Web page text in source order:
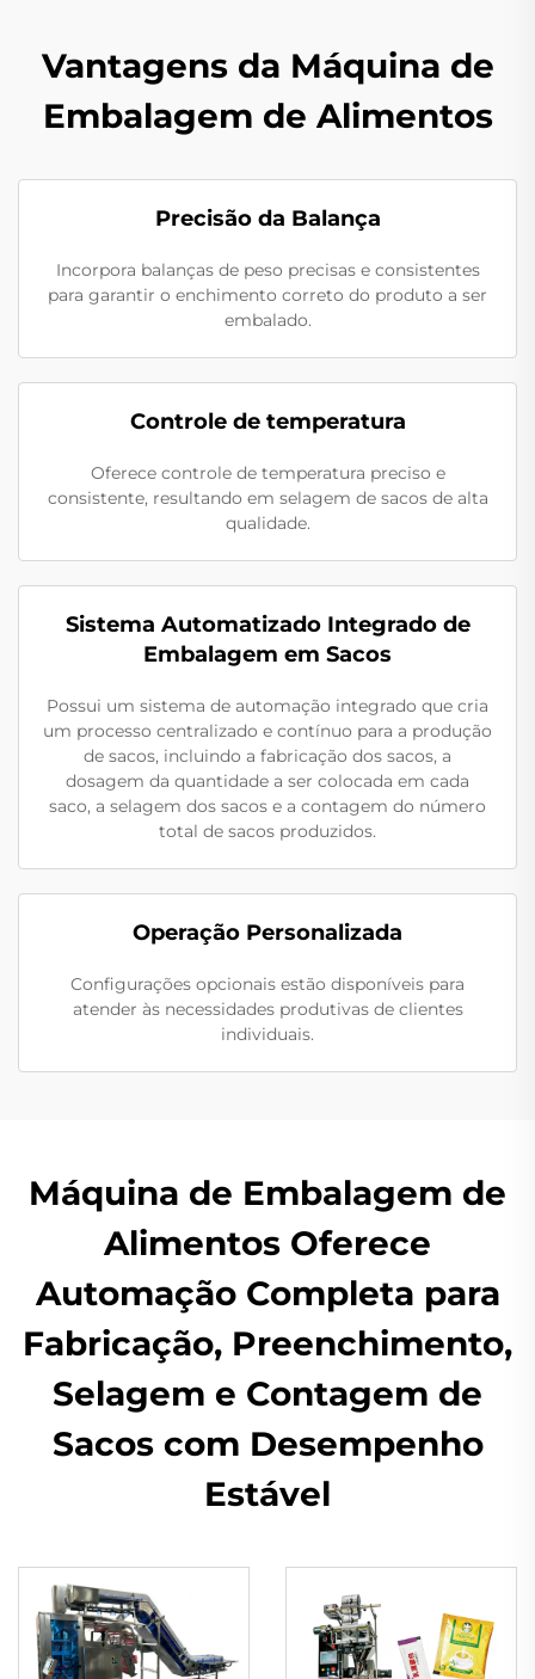
Vantagens da Máquina de
Embalagem de Alimentos
Precisão da Balança
Incorpora balanças de peso precisas e consistentes
para garantir o enchimento correto do produto a ser
embalado.
Controle de temperatura
Oferece controle de temperatura preciso e
consistente, resultando em selagem de sacos de alta
qualidade.
Sistema Automatizado Integrado de
Embalagem em Sacos
Possui um sistema de automação integrado que cria
um processo centralizado e contínuo para a produção
de sacos, incluindo a fabricação dos sacos, a
dosagem da quantidade a ser colocada em cada
saco, a selagem dos sacos e a contagem do número
total de sacos produzidos.
Operação Personalizada
Configurações opcionais estão disponíveis para
atender às necessidades produtivas de clientes
individuais.
Máquina de Embalagem de
Alimentos Oferece
Automação Completa para
Fabricação, Preenchimento,
Selagem e Contagem de
Sacos com Desempenho
Estável